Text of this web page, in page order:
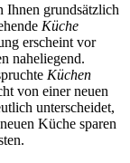
Ihnen grundsätzlich
Küche
erscheint vor
naheliegend.
Küchen
von einer neuen
unterscheidet,
Küche sparen